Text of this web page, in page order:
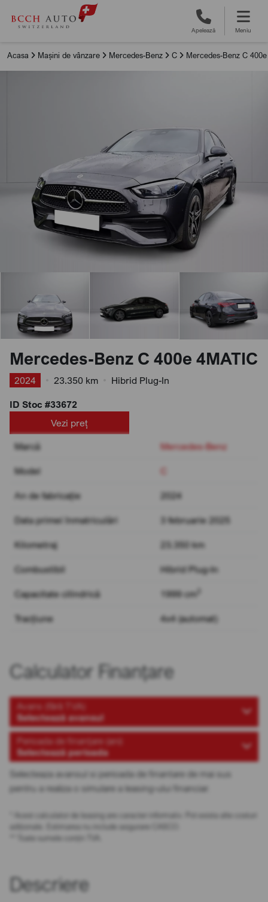
Apelează Meniu
Acasa Mașini de vânzare Mercedes-Benz C Mercedes-Benz C
Mercedes-Benz C 400e 4MATIC
2024 23.350 km
Hibrid Plug-In
ID Stoc #33672
Vezi preț
Marcă
Mercedes-Benz
Model
An de fabricație 2024
Data primei înmatriculări 3 februarie 2025
Kilometraj 23.350 km
Combustibil Hibrid Plug-In
Capacitate cilindrică 1999 cm
Tracțiune 4x4 (automat)
Calculator Finanțare
Avans (fără TVA)
Selectează avansul
Perioada de finanțare (ani)
Selectează perioada
Selecteaza avansul si perioada de finantare de mai sus
pentru a realiza o simulare a leasing-ului financiar.
* Acest calculator de leasing are caracter informativ. Pot exista alte costuri
adiționale. Estimarea nu include asigurare CASCO.
** Toate sumele conțin TVA.
Descriere